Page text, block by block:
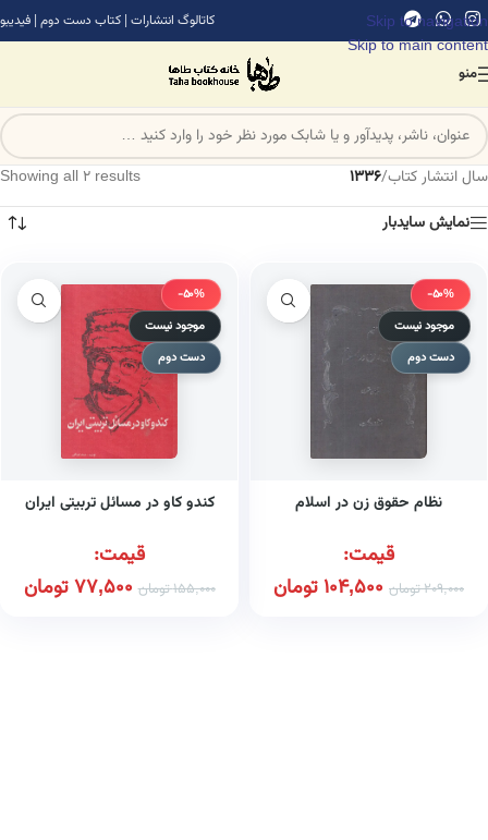
Skip to navigation
Skip to main content
کاتالوگ انتشارات | کتاب دست دوم | فیدیبو
منو
سال انتشار کتاب/
1336
Showing all 2 results
نمایش سایدبار
-50%
موجود نیست
دست دوم
نظام حقوق زن در اسلام
قیمت:
209,000تومان 104,500تومان
-50%
موجود نیست
دست دوم
کندو کاو در مسائل تربیتی ایران
قیمت:
155,000تومان 77,500تومان